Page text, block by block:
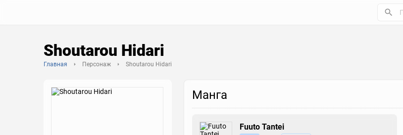
Shoutarou Hidari
Главная Персонаж Shoutarou Hidari
Манга
Fuuto Tantei